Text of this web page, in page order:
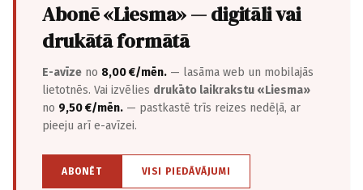
Abonē «Liesma» — digitāli vai
drukātā formātā
E-avīze no 8,00 €/mēn. — lasāma web un mobilajās
lietotnēs. Vai izvēlies drukāto laikrakstu «Liesma»
no 9,50 €/mēn. — pastkastē trīs reizes nedēļā, ar
pieeju arī e-avīzei.
ABONĒT VISI PIEDĀVĀJUMI